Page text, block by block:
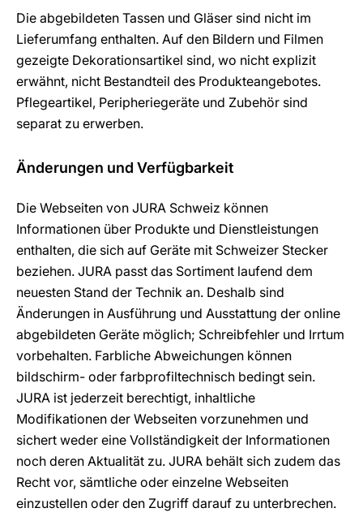
Die abgebildeten Tassen und Gläser sind nicht im
Lieferumfang enthalten. Auf den Bildern und Filmen
gezeigte Dekorationsartikel sind, wo nicht explizit
erwähnt, nicht Bestandteil des Produkteangebotes.
Pflegeartikel, Peripheriegeräte und Zubehör sind
separat zu erwerben.
Änderungen und Verfügbarkeit
Die Webseiten von JURA Schweiz können
Informationen über Produkte und Dienstleistungen
enthalten, die sich auf Geräte mit Schweizer Stecker
beziehen. JURA passt das Sortiment laufend dem
neuesten Stand der Technik an. Deshalb sind
Änderungen in Ausführung und Ausstattung der online
abgebildeten Geräte möglich; Schreibfehler und Irrtum
vorbehalten. Farbliche Abweichungen können
bildschirm- oder farbprofiltechnisch bedingt sein.
JURA ist jederzeit berechtigt, inhaltliche
Modifikationen der Webseiten vorzunehmen und
sichert weder eine Vollständigkeit der Informationen
noch deren Aktualität zu. JURA behält sich zudem das
Recht vor, sämtliche oder einzelne Webseiten
einzustellen oder den Zugriff darauf zu unterbrechen.